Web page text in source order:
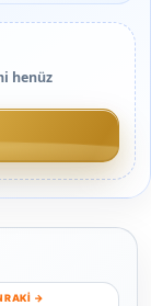
henüz
→